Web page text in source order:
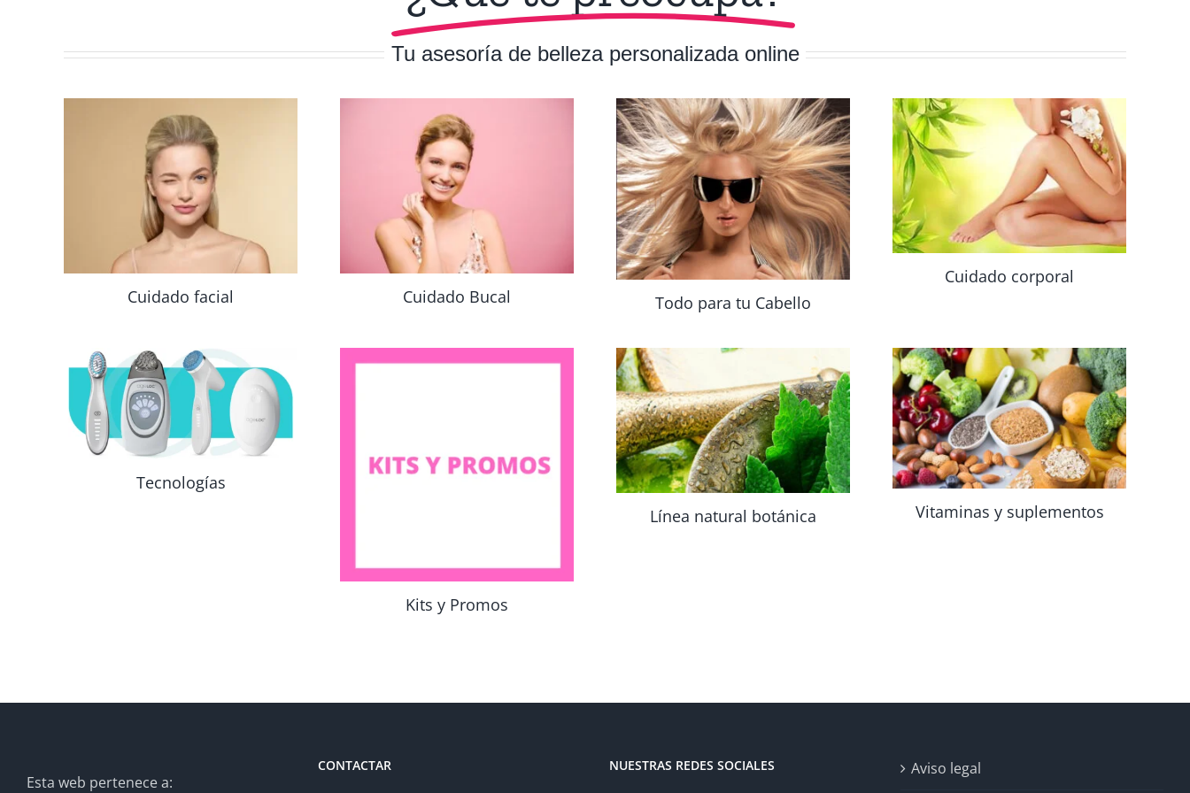
Tu asesoría de belleza personalizada online
Cuidado facial Cuidado Bucal Todo para tu Cabello
Cuidado corporal
Tecnologías
Kits y Promos
Línea natural botánica Vitaminas y suplementos
Esta web pertenece a:
CONTACTAR NUESTRAS REDES SOCIALES Aviso legal